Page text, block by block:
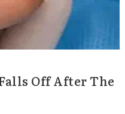
Off After The